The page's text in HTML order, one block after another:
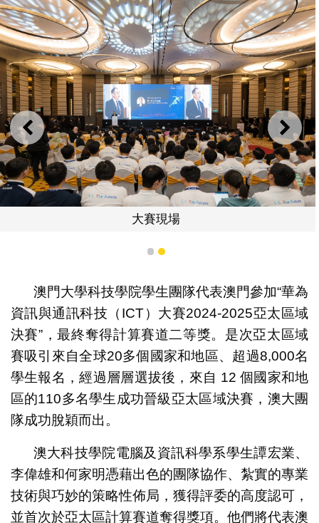
上一則 下一
大賽現場
1 2
澳門大學科技學院學生團隊代表澳門參加“華為
資訊與通訊科技（ICT）大賽2024-2025亞太區域
決賽”，最終奪得計算賽道二等獎。是次亞太區域
賽吸引來自全球20多個國家和地區、超過8,000名
學生報名，經過層層選拔後，來自 12 個國家和地
區的110多名學生成功晉級亞太區域決賽，澳大團
隊成功脫穎而出。
澳大科技學院電腦及資訊科學系學生譚宏業、
李偉雄和何家明憑藉出色的團隊協作、紮實的專業
技術與巧妙的策略性佈局，獲得評委的高度認可，
並首次於亞太區計算賽道奪得獎項。他們將代表澳